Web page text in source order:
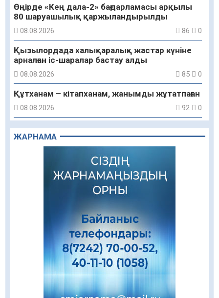
Өңірде «Кең дала-2» бағдарламасы арқылы
80 шаруашылық қаржыландырылды
08.08.2026 86 0
Қызылордада халықаралық жастар күніне
арналған іс-шаралар бастау алды
08.08.2026 85 0
Құтханам – кітапханам, жанымды жұтатпаған
08.08.2026 92 0
Құрылыс қарқыны – қала дамуының айғағы
08.08.2026
Зәулім ғимараттарда туған жерді түлеткен
азаматтардың қолтаңбасы бар
Еңбегі ерлікпен тең мамандық
Даналықтың шырағданы, ой-сананың
шамшырағы
08.08.2026
Кенеге қарсы залалсыздандыру жұмыстары
жүргізілуде
ЖАРНАМА